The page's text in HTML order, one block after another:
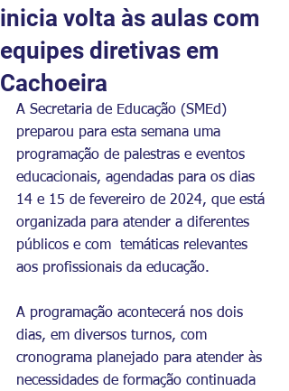
inicia volta às aulas com
equipes diretivas em
Cachoeira
A Secretaria de Educação (SMEd)
preparou para esta semana uma
programação de palestras e eventos
educacionais, agendadas para os dias
14 e 15 de fevereiro de 2024, que está
organizada para atender a diferentes
públicos e com  temáticas relevantes
aos profissionais da educação.
A programação acontecerá nos dois
dias, em diversos turnos, com
cronograma planejado para atender às
necessidades de formação continuada